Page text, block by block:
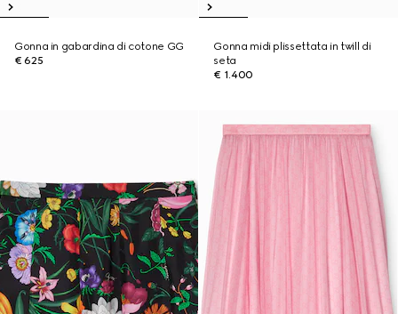
Gonna in gabardina di cotone GG
€ 625
Gonna midi plissettata in twill di
seta
€ 1.400